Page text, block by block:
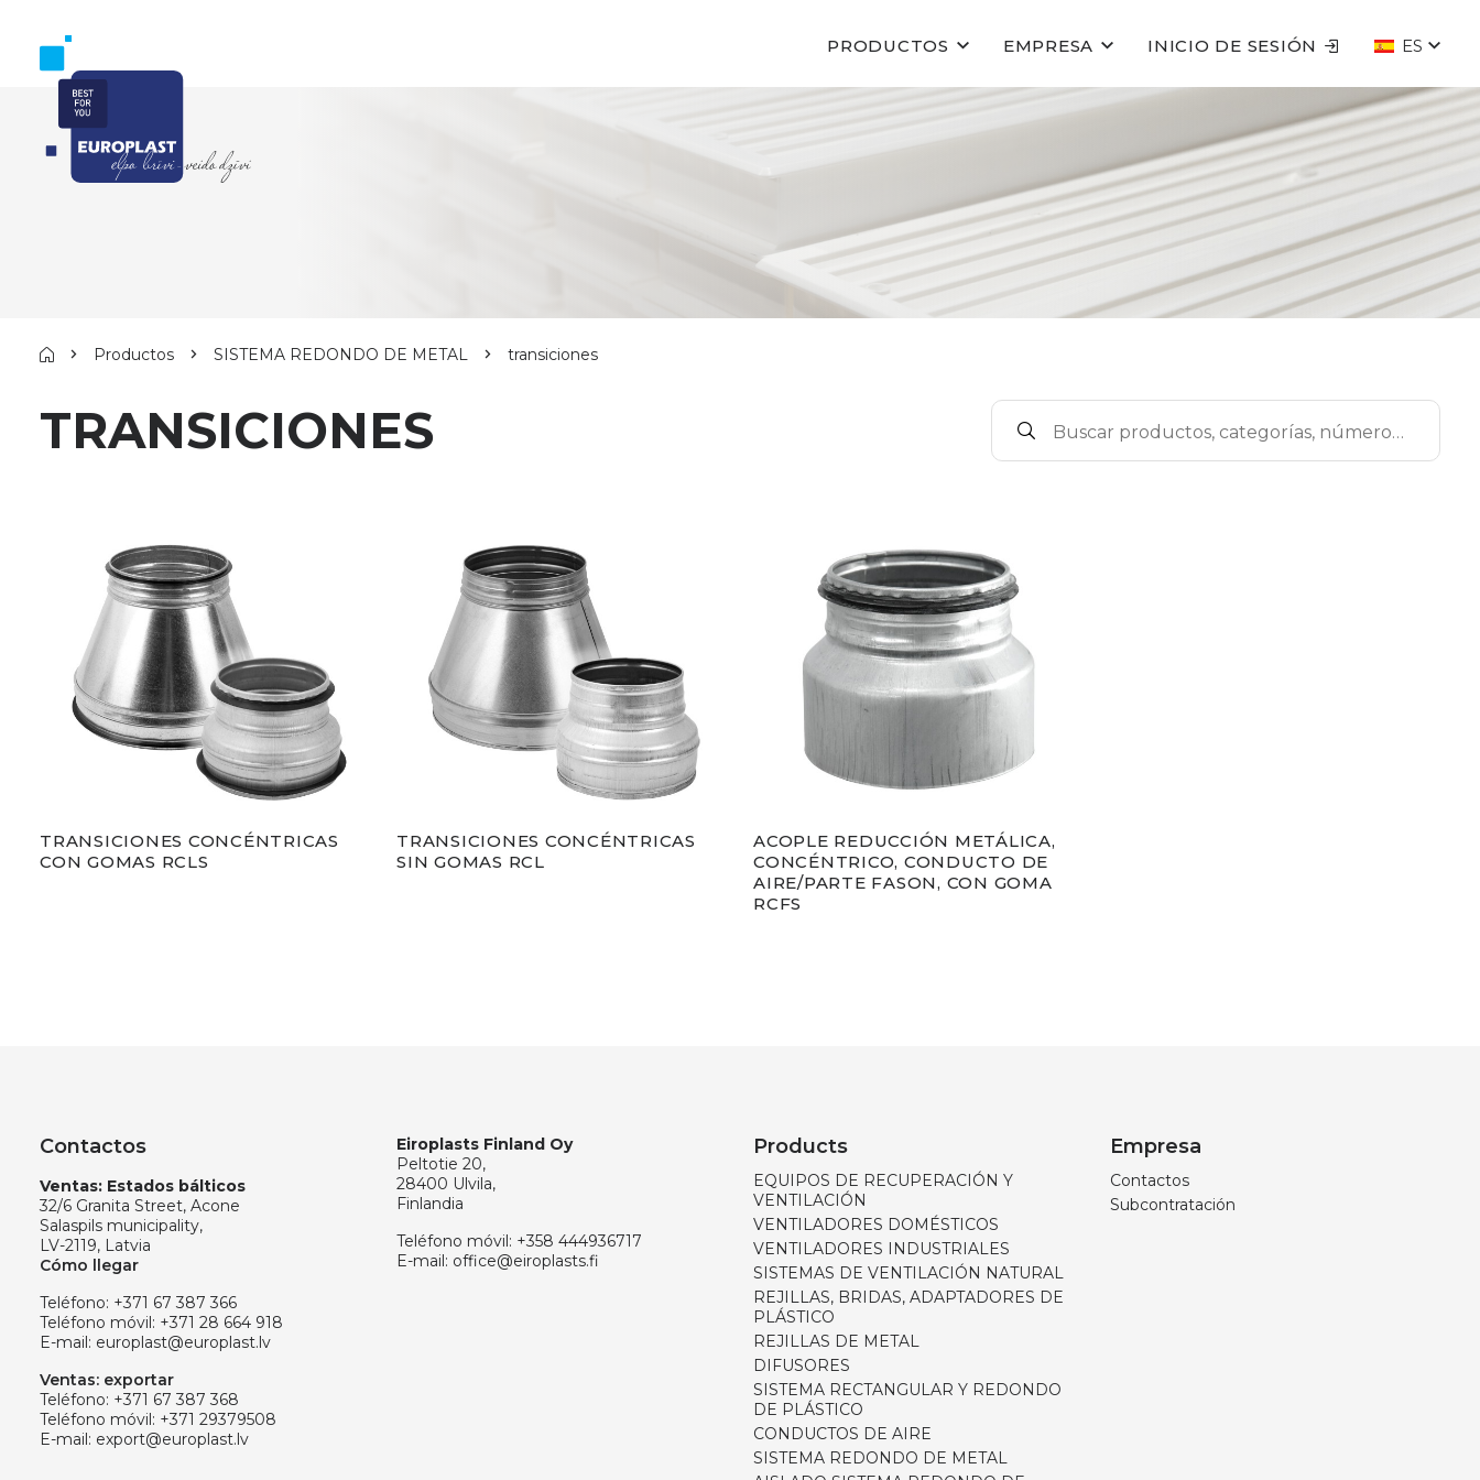
PRODUCTOS EMPRESA INICIO DE SESIÓN ES
Productos SISTEMA REDONDO DE METAL transiciones
TRANSICIONES
TRANSICIONES CONCÉNTRICAS
CON GOMAS RCLS
TRANSICIONES CONCÉNTRICAS
SIN GOMAS RCL
ACOPLE REDUCCIÓN METÁLICA,
CONCÉNTRICO, CONDUCTO DE
AIRE/PARTE FASON, CON GOMA
RCFS
Contactos
Ventas: Estados bálticos
32/6 Granita Street, Acone
Salaspils municipality,
LV-2119, Latvia
Cómo llegar
Teléfono: +371 67 387 366
Teléfono móvil: +371 28 664 918
E-mail: europlast@europlast.lv
Ventas: exportar
Teléfono: +371 67 387 368
Teléfono móvil: +371 29379508
E-mail: export@europlast.lv
Eiroplasts Finland Oy
Peltotie 20,
28400 Ulvila,
Finlandia
Teléfono móvil: +358 444936717
E-mail: office@eiroplasts.fi
Products
EQUIPOS DE RECUPERACIÓN Y
VENTILACIÓN
VENTILADORES DOMÉSTICOS
VENTILADORES INDUSTRIALES
SISTEMAS DE VENTILACIÓN NATURAL
REJILLAS, BRIDAS, ADAPTADORES DE
PLÁSTICO
REJILLAS DE METAL
DIFUSORES
SISTEMA RECTANGULAR Y REDONDO
DE PLÁSTICO
CONDUCTOS DE AIRE
SISTEMA REDONDO DE METAL
Empresa
Contactos
Subcontratación